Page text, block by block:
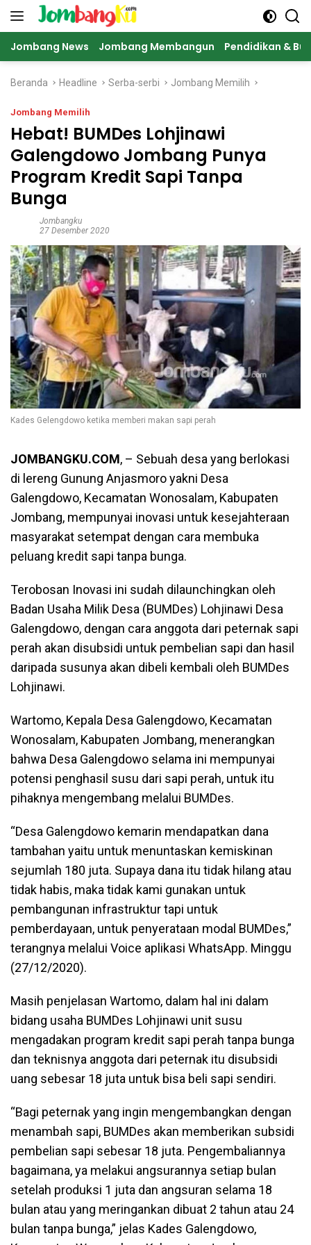
Langsung
Jombang News Jombang Membangun Pendidikan &
Beranda Headline Serba-serbi Jombang Memilih
Jombang Memilih
Hebat! BUMDes Lohjinawi
Galengdowo Jombang Punya
Program Kredit Sapi Tanpa
Bunga
Jombangku
27 Desember 2020
Kades Gelengdowo ketika memberi makan sapi perah
JOMBANGKU.COM, – Sebuah desa yang berlokasi
di lereng Gunung Anjasmoro yakni Desa
Galengdowo, Kecamatan Wonosalam, Kabupaten
Jombang, mempunyai inovasi untuk kesejahteraan
masyarakat setempat dengan cara membuka
peluang kredit sapi tanpa bunga.
Terobosan Inovasi ini sudah dilaunchingkan oleh
Badan Usaha Milik Desa (BUMDes) Lohjinawi Desa
Galengdowo, dengan cara anggota dari peternak sapi
perah akan disubsidi untuk pembelian sapi dan hasil
daripada susunya akan dibeli kembali oleh BUMDes
Lohjinawi.
Wartomo, Kepala Desa Galengdowo, Kecamatan
Wonosalam, Kabupaten Jombang, menerangkan
bahwa Desa Galengdowo selama ini mempunyai
potensi penghasil susu dari sapi perah, untuk itu
pihaknya mengembang melalui BUMDes.
“Desa Galengdowo kemarin mendapatkan dana
tambahan yaitu untuk menuntaskan kemiskinan
sejumlah 180 juta. Supaya dana itu tidak hilang atau
tidak habis, maka tidak kami gunakan untuk
pembangunan infrastruktur tapi untuk
pemberdayaan, untuk penyerataan modal BUMDes,”
terangnya melalui Voice aplikasi WhatsApp. Minggu
(27/12/2020).
Masih penjelasan Wartomo, dalam hal ini dalam
bidang usaha BUMDes Lohjinawi unit susu
mengadakan program kredit sapi perah tanpa bunga
dan teknisnya anggota dari peternak itu disubsidi
uang sebesar 18 juta untuk bisa beli sapi sendiri.
“Bagi peternak yang ingin mengembangkan dengan
menambah sapi, BUMDes akan memberikan subsidi
pembelian sapi sebesar 18 juta. Pengembaliannya
bagaimana, ya melakui angsurannya setiap bulan
setelah produksi 1 juta dan angsuran selama 18
bulan atau yang meringankan dibuat 2 tahun atau 24
bulan tanpa bunga,” jelas Kades Galengdowo,